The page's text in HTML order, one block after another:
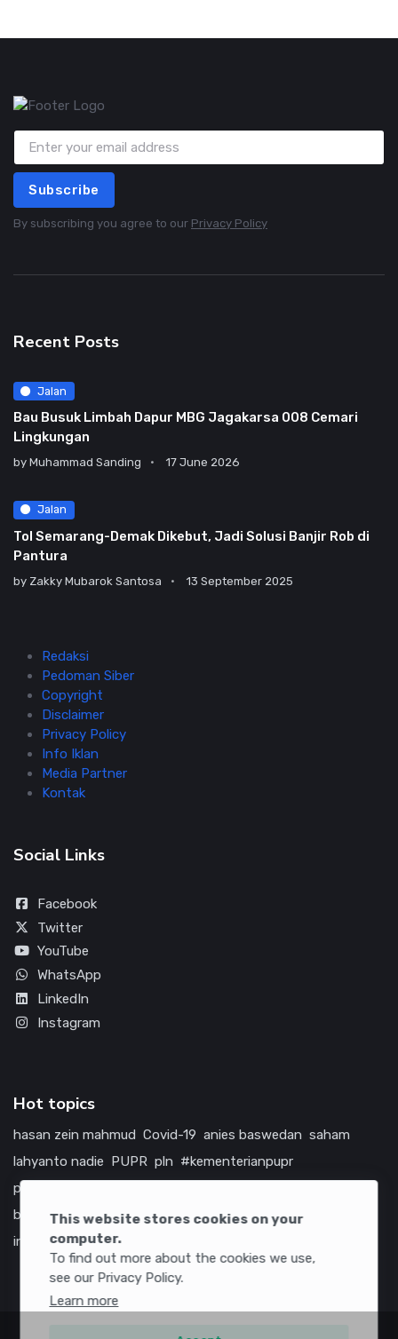
This website stores cookies on your
computer.
To find out more about the cookies we use,
see our Privacy Policy.
Learn more
Subscribe
By subscribing you agree to our Privacy Policy
Recent Posts
Jalan
Bau Busuk Limbah Dapur MBG Jagakarsa 008 Cemari
Lingkungan
by Muhammad Sanding 17 June 2026
Jalan
Tol Semarang-Demak Dikebut, Jadi Solusi Banjir Rob di
Pantura
by Zakky Mubarok Santosa 13 September 2025
Redaksi
Pedoman Siber
Copyright
Disclaimer
Privacy Policy
Info Iklan
Media Partner
Kontak
Social Links
Facebook
Twitter
YouTube
WhatsApp
LinkedIn
Instagram
Hot topics
hasan zein mahmud Covid-19 anies baswedan saham
lahyanto nadie PUPR pln #kementerianpupr
prabowo subianto
bumn
jasa marga jtts tol china amerika serikat
infrastruktur